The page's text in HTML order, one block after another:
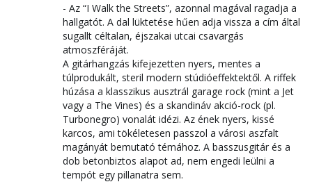
- Az “I Walk the Streets”, azonnal magával ragadja a
hallgatót. A dal lüktetése hűen adja vissza a cím által
sugallt céltalan, éjszakai utcai csavargás
atmoszféráját.
A gitárhangzás kifejezetten nyers, mentes a
túlprodukált, steril modern stúdióeffektektől. A riffek
húzása a klasszikus ausztrál garage rock (mint a Jet
vagy a The Vines) és a skandináv akció-rock (pl.
Turbonegro) vonalát idézi. Az ének nyers, kissé
karcos, ami tökéletesen passzol a városi aszfalt
magányát bemutató témához. A basszusgitár és a
dob betonbiztos alapot ad, nem engedi leülni a
tempót egy pillanatra sem.